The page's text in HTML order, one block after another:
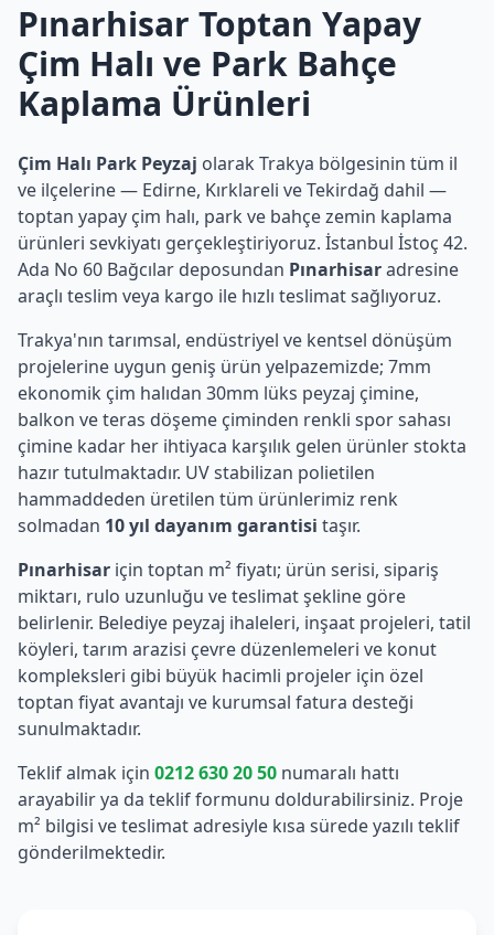
Pınarhisar Toptan Yapay
Çim Halı ve Park Bahçe
Kaplama Ürünleri
Çim Halı Park Peyzaj olarak Trakya bölgesinin tüm il
ve ilçelerine — Edirne, Kırklareli ve Tekirdağ dahil —
toptan yapay çim halı, park ve bahçe zemin kaplama
ürünleri sevkiyatı gerçekleştiriyoruz. İstanbul İstoç 42.
Ada No 60 Bağcılar deposundan Pınarhisaradresine
araçlı teslim veya kargo ile hızlı teslimat sağlıyoruz.
Trakya'nın tarımsal, endüstriyel ve kentsel dönüşüm
projelerine uygun geniş ürün yelpazemizde; 7mm
ekonomik çim halıdan 30mm lüks peyzaj çimine,
balkon ve teras döşeme çiminden renkli spor sahası
çimine kadar her ihtiyaca karşılık gelen ürünler stokta
hazır tutulmaktadır. UV stabilizan polietilen
hammaddeden üretilen tüm ürünlerimiz renk
solmadan 10 yıl dayanım garantisi taşır.
Pınarhisar için toptan m² fiyatı; ürün serisi, sipariş
miktarı, rulo uzunluğu ve teslimat şekline göre
belirlenir. Belediye peyzaj ihaleleri, inşaat projeleri, tatil
köyleri, tarım arazisi çevre düzenlemeleri ve konut
kompleksleri gibi büyük hacimli projeler için özel
toptan fiyat avantajı ve kurumsal fatura desteği
sunulmaktadır.
Teklif almak için 0212 630 20 50 numaralı hattı
arayabilir ya da teklif formunu doldurabilirsiniz. Proje
m² bilgisi ve teslimat adresiyle kısa sürede yazılı teklif
gönderilmektedir.